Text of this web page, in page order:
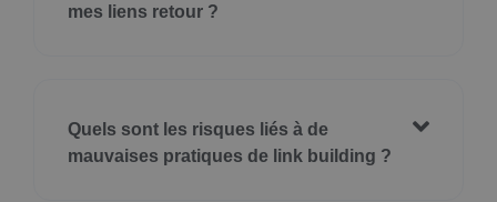
mes liens retour ?
Quels sont les risques liés à de
mauvaises pratiques de link building ?